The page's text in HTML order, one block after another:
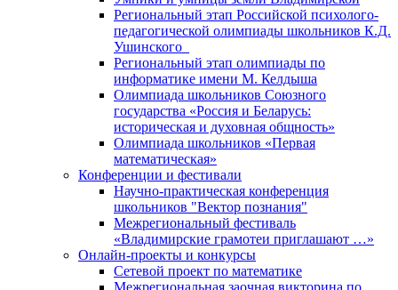
Региональный этап Российской психолого-
педагогической олимпиады школьников К.Д.
Ушинского
Региональный этап олимпиады по
информатике имени М. Келдыша
Олимпиада школьников Союзного
государства «Россия и Беларусь:
историческая и духовная общность»
Олимпиада школьников «Первая
математическая»
Конференции и фестивали
Научно-практическая конференция
школьников "Вектор познания"
Межрегиональный фестиваль
«Владимирские грамотеи приглашают …»
Онлайн-проекты и конкурсы
Сетевой проект по математике